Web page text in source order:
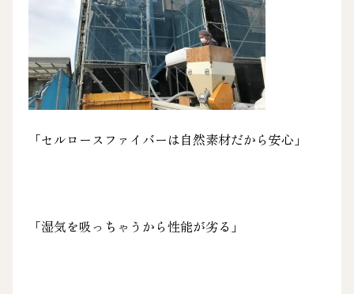
「セルロースファイバーは自然素材だから安心」
「湿気を吸っちゃうから性能が劣る」